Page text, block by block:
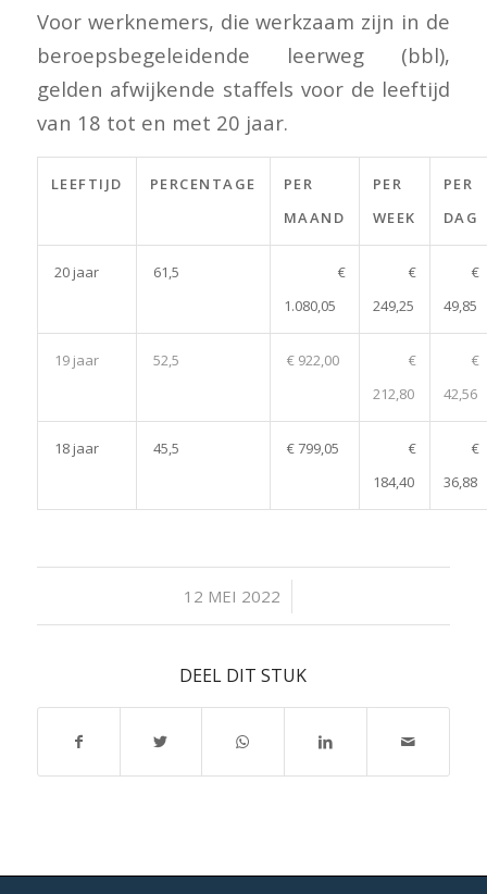
Voor werknemers, die werkzaam zijn in de
beroepsbegeleidende leerweg (bbl),
gelden afwijkende staffels voor de leeftijd
van 18 tot en met 20 jaar.
LEEFTIJD PERCENTAGE
PER
MAAND
PER
WEEK
PER
DAG
20 jaar 61,5
€
1.080,05
€
249,25
€
49,85
19 jaar 52,5 € 922,00
€
212,80
€
42,56
18 jaar 45,5 € 799,05
€
184,40
€
36,88
12 MEI 2022
/
DEEL DIT STUK